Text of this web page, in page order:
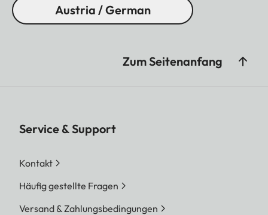
Austria / German
Zum Seitenanfang
Service & Support
Kontakt
Häufig gestellte Fragen
Versand & Zahlungsbedingungen